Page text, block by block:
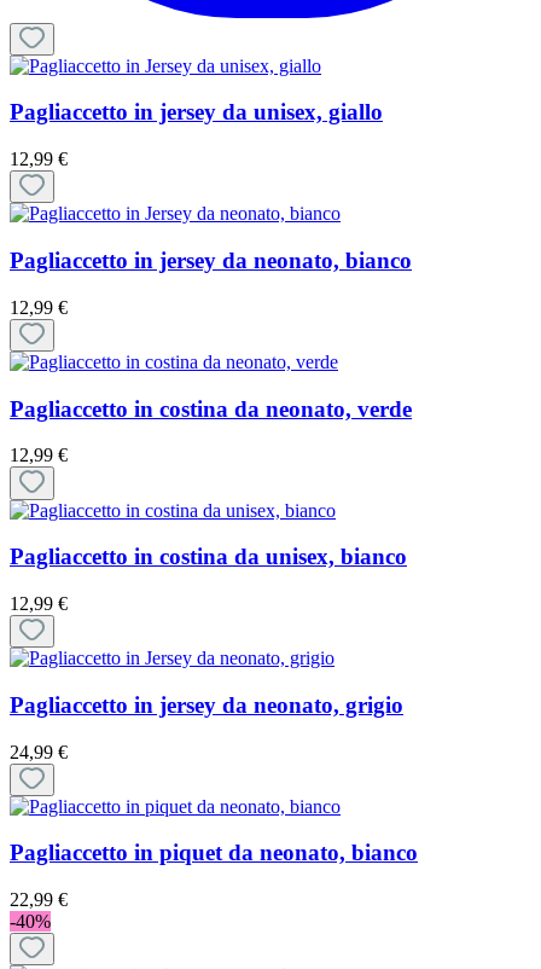
Pagliaccetto in jersey da unisex, giallo
12,99 €
Pagliaccetto in jersey da neonato, bianco
12,99 €
Pagliaccetto in costina da neonato, verde
12,99 €
Pagliaccetto in costina da unisex, bianco
12,99 €
Pagliaccetto in jersey da neonato, grigio
24,99 €
Pagliaccetto in piquet da neonato, bianco
22,99 €
-40%